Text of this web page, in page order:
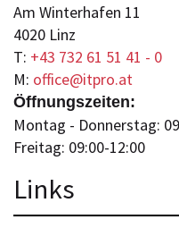
Am Winterhafen 11
4020 Linz
T: +43 732 61 51 41 - 0
M: office@itpro.at
Öffnungszeiten:
Montag - Donnerstag:
Freitag: 09:00-12:00
Links